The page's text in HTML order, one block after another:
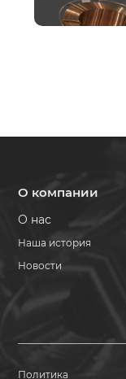
О компании
О нас
Наша история
Новости
Политика